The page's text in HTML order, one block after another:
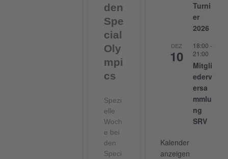
den
Spe
cial
Oly
mpi
cs
Spezi
elle
Woch
e bei
den
Speci
Turni
er
2026
DEZ
10
18:00 -
21:00
Mitgli
ederv
ersa
mmlu
ng
SRV
Kalender
anzeigen